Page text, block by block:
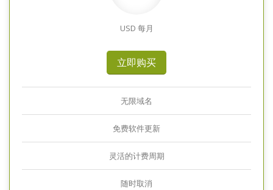
USD 每月
立即购买
无限域名
免费软件更新
灵活的计费周期
随时取消